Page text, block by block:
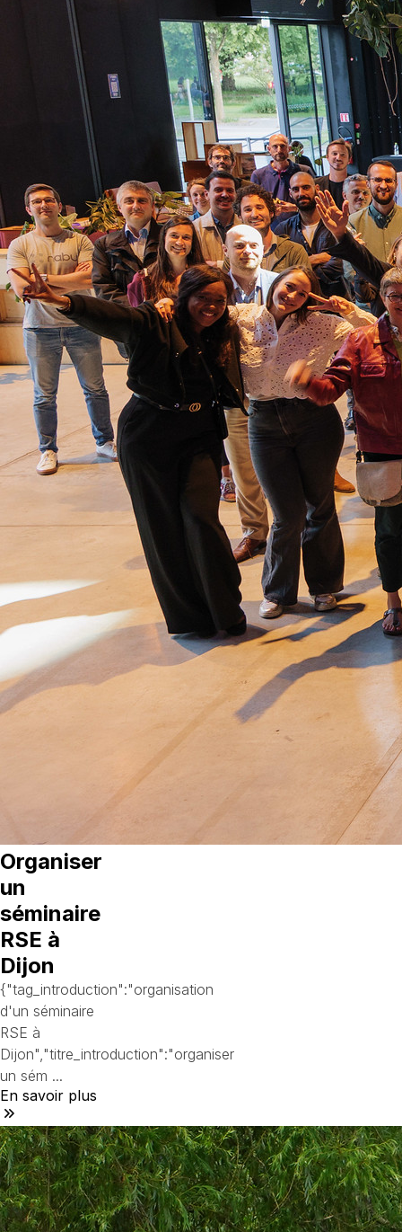
Organiser
un
séminaire
RSE à
Dijon
{"tag_introduction":"organisation
d'un séminaire
RSE à
Dijon","titre_introduction":"organiser
un sém ...
En savoir plus